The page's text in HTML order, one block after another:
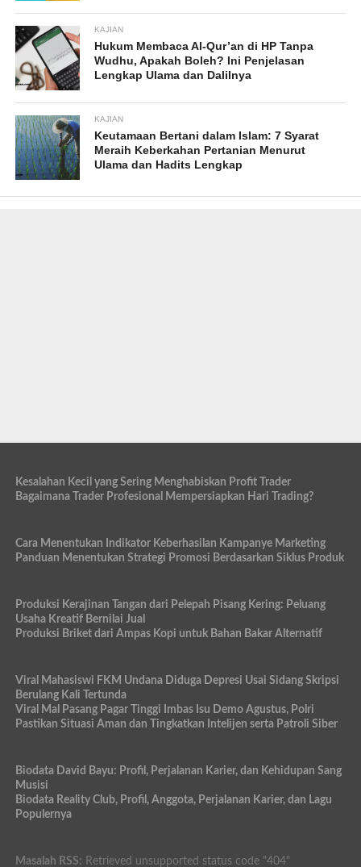
KAJIAN
Hukum Membaca Al-Qur’an di HP Tanpa
Wudhu, Apakah Boleh? Ini Penjelasan
Lengkap Ulama dan Dalilnya
KAJIAN
Keutamaan Bertani dalam Islam: 7 Syarat
Meraih Keberkahan Pertanian Menurut
Ulama dan Hadits Lengkap
Kesalahan Kecil yang Sering Menghabiskan Profit Trader
Bagaimana Trader Profesional Mempersiapkan Hari Trading?
Cara Menentukan Indikator Keberhasilan Kampanye Marketing
Panduan Menentukan Strategi Promosi Berdasarkan Siklus Produk
Produksi Kerajinan Tangan dari Pelepah Pisang Kering: Peluang
Usaha Kreatif Bernilai Jual
Produksi Briket dari Ampas Kopi untuk Bahan Bakar Alternatif
Viral Mahasiswi FKM Undana Diduga Depresi Usai Sidang Skripsi
Berulang Kali Tertunda
Viral Mal Pasang Pagar Tinggi Imbas Isu Demo Agustus, Polri
Pastikan Situasi Aman dan Tingkatkan Intelijen serta Patroli Siber
Biodata David Bayu: Profil, Perjalanan Karier, dan Kehidupan Sang
Musisi
Biodata Reality Club, Profil, Anggota, Perjalanan Karier, dan Lagu
Populernya
Masalah RSS: Retrieved unsupported status code "404"